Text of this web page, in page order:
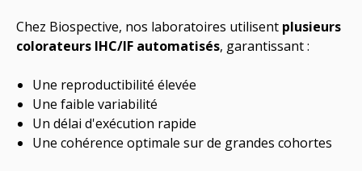
Chez Biospective, nos laboratoires utilisent plusieurs
colorateurs IHC/IF automatisés, garantissant :
Une reproductibilité élevée
Une faible variabilité
Un délai d'exécution rapide
Une cohérence optimale sur de grandes cohortes